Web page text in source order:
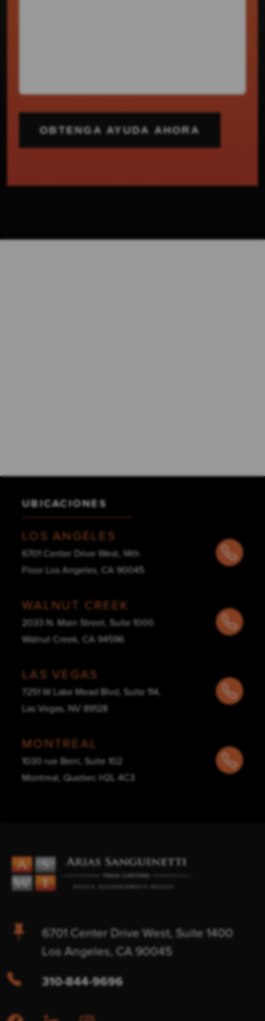
UBICACIONES
LOS ANGELES
6701 Center Drive West, 14th
Floor Los Angeles, CA 90045
WALNUT CREEK
2033 N. Main Street, Suite 1000
Walnut Creek, CA 94596
LAS VEGAS
7251 W Lake Mead Blvd, Suite 114,
Las Vegas, NV 89128
MONTREAL
1030 rue Berri, Suite 102
Montreal, Quebec H2L 4C3
6701 Center Drive West, Suite 1400
Los Angeles, CA 90045
310-844-9696